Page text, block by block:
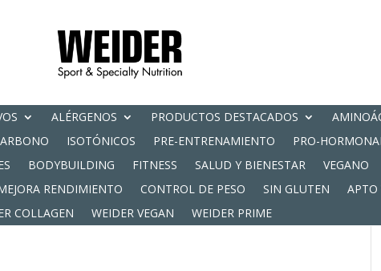
ALÉRGENOS PRODUCTOS DESTACADOS
ISOTÓNICOS PRE-ENTRENAMIENTO PRO-
BODYBUILDING FITNESS SALUD Y BIENESTAR VEGANO
RENDIMIENTO CONTROL DE PESO SIN GLUTEN APTO
COLLAGEN
WEIDER VEGAN WEIDER PRIME